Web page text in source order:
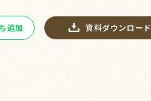
追加 資料ダウンロード